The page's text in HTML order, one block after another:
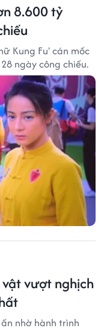
8.600 tỷ
Kung Fu' cán mốc
ngày công chiếu.
vượt nghịch
nhờ hành trình